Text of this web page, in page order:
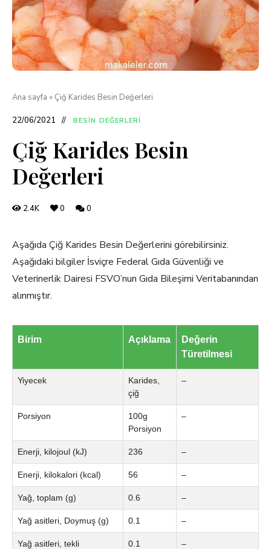
Ana sayfa » Çiğ Karides Besin Değerleri
22/06/2021 BESIN DEĞERLERI
Çiğ Karides Besin
Değerleri
2.4K 0 0
Aşağıda Çiğ Karides Besin Değerlerini görebilirsiniz.
Aşağıdaki bilgiler İsviçre Federal Gıda Güvenliği ve
Veterinerlik Dairesi FSVO’nun Gıda Bileşimi Veritabanından
alınmıştır.
Birim Açıklama
Değerin
Türetilmesi
Yiyecek
Karides,
çiğ
–
Porsiyon
100g
Porsiyon
–
Enerji, kilojoul (kJ) 236 –
Enerji, kilokalori (kcal) 56 –
Yağ, toplam (g) 0.6 –
Yağ asitleri, Doymuş (g) 0.1 –
Yağ asitleri, tekli
0.1 –